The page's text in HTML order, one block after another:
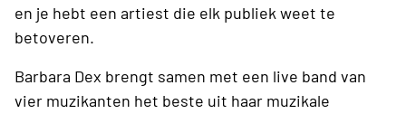
en je hebt een artiest die elk publiek weet te
betoveren.
Barbara Dex brengt samen met een live band van
vier muzikanten het beste uit haar muzikale